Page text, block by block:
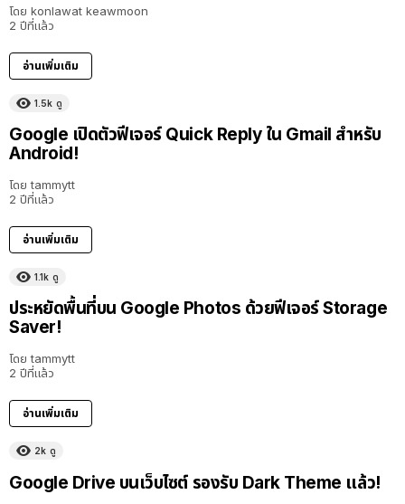
โดย konlawat keawmoon
2 ปีที่แล้ว
อ่านเพิ่มเติม
1.5k ดู
Google เปิดตัวฟีเจอร์ Quick Reply ใน Gmail สำหรับ
Android!
โดย tammytt
2 ปีที่แล้ว
อ่านเพิ่มเติม
1.1k ดู
ประหยัดพื้นที่บน Google Photos ด้วยฟีเจอร์ Storage
Saver!
โดย tammytt
2 ปีที่แล้ว
อ่านเพิ่มเติม
2k ดู
Google Drive บนเว็บไซต์ รองรับ Dark Theme แล้ว!